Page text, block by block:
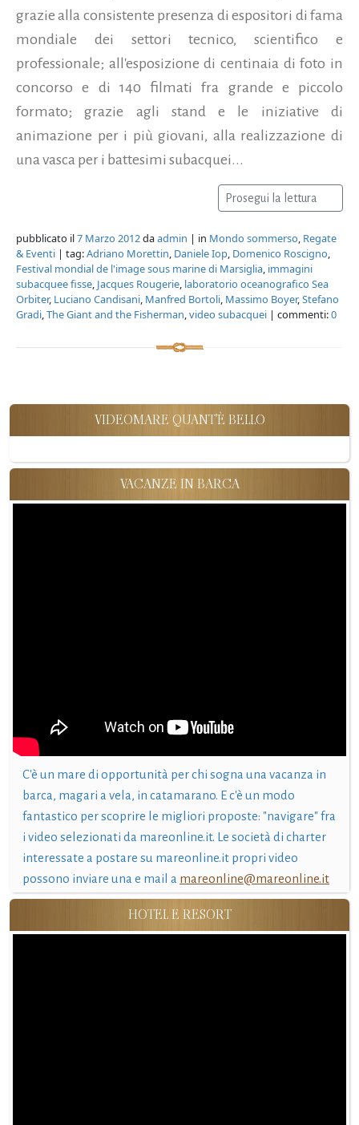
grazie alla consistente presenza di espositori di fama
mondiale dei settori tecnico, scientifico e
professionale; all'esposizione di centinaia di foto in
concorso e di 140 filmati fra grande e piccolo
formato; grazie agli stand e le iniziative di
animazione per i più giovani, alla realizzazione di
una vasca per i battesimi subacquei...
Prosegui la lettura
pubblicato il7 Marzo 2012daadmin | in Mondo sommerso, Regate
& Eventi | tag:Adriano Morettin, Daniele Iop, Domenico Roscigno,
Festival mondial de l'image sous marine di Marsiglia, immagini
subacquee fisse, Jacques Rougerie, laboratorio oceanografico Sea
Orbiter, Luciano Candisani, Manfred Bortoli, Massimo Boyer,Stefano
Gradi,The Giant and the Fisherman,video subacquei | commenti:0
VIDEOMARE QUANT'È BELLO
VACANZE IN BARCA
C'è un mare di opportunità per chi sogna una vacanza in
barca, magari a vela, in catamarano. E c'è un modo
fantastico per scoprire le migliori proposte: "navigare" fra
i video selezionati da mareonline.it. Le società di charter
interessate a postare su mareonline.it propri video
possono inviare una e mail a mareonline@mareonline.it
HOTEL E RESORT